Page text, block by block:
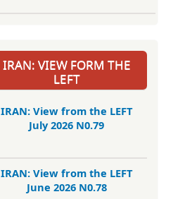
IRAN: VIEW FORM THE
LEFT
IRAN: View from the LEFT
July 2026 N0.79
IRAN: View from the LEFT
June 2026 N0.78